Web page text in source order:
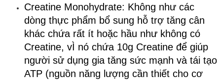
Creatine Monohydrate: Không như các
dòng thực phẩm bổ sung hỗ trợ tăng cân
khác chứa rất ít hoặc hầu như không có
Creatine, vÌ nó chứa 10g Creatine để giúp
người sử dụng gia tăng sức mạnh và tái tạo
ATP (nguồn năng lượng cần thiết cho cơ